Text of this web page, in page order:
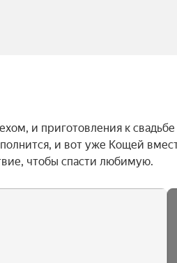
и приготовления к свадьбе
и вот уже Кощей
чтобы спасти любимую.